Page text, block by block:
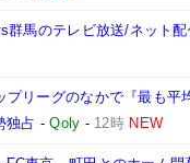
群馬のテレビ放送/ネット
プリーグのなかで『最も
独占 -Qoly - 12時 NEW